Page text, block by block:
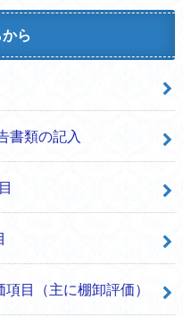
ら
書類の記入
目（主に棚卸評価）